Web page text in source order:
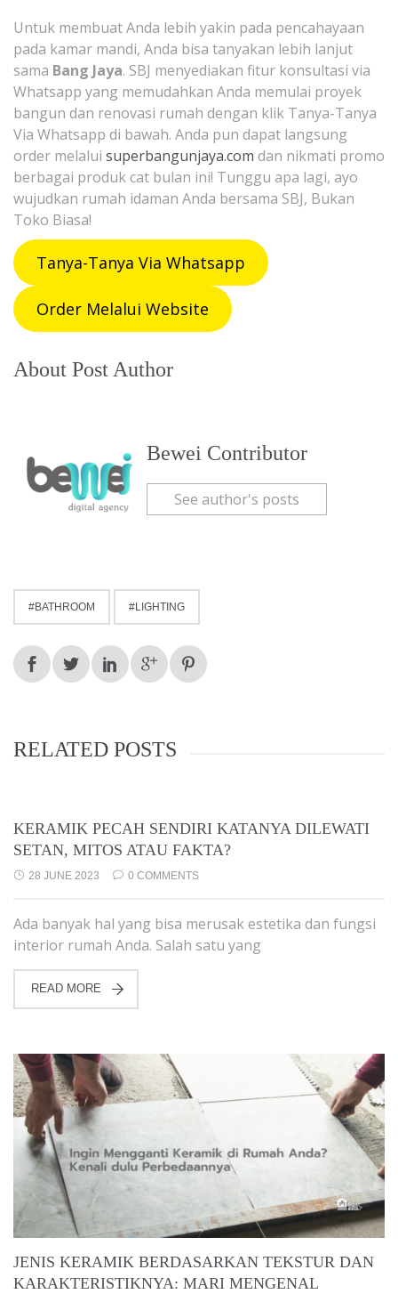
Untuk membuat Anda lebih yakin pada pencahayaan
pada kamar mandi, Anda bisa tanyakan lebih lanjut
sama Bang Jaya. SBJ menyediakan fitur konsultasi via
Whatsapp yang memudahkan Anda memulai proyek
bangun dan renovasi rumah dengan klik Tanya-Tanya
Via Whatsapp di bawah. Anda pun dapat langsung
order melalui superbangunjaya.com dan nikmati promo
berbagai produk cat bulan ini! Tunggu apa lagi, ayo
wujudkan rumah idaman Anda bersama SBJ, Bukan
Toko Biasa!
Tanya-Tanya Via Whatsapp
Order Melalui Website
About Post Author
Bewei Contributor
See author's posts
BATHROOM LIGHTING
RELATED POSTS
KERAMIK PECAH SENDIRI KATANYA DILEWATI
SETAN, MITOS ATAU FAKTA?
28 JUNE 2023 0 COMMENTS
Ada banyak hal yang bisa merusak estetika dan fungsi
interior rumah Anda. Salah satu yang
READ MORE
JENIS KERAMIK BERDASARKAN TEKSTUR DAN
KARAKTERISTIKNYA: MARI MENGENAL